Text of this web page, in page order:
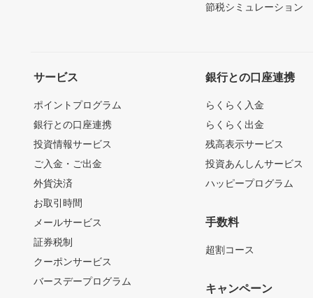
節税シミュレーション
サービス
ポイントプログラム
銀行との口座連携
投資情報サービス
ご入金・ご出金
外貨決済
お取引時間
メールサービス
証券税制
クーポンサービス
バースデープログラム
銀行との口座連携
らくらく入金
らくらく出金
残高表示サービス
投資あんしんサービス
ハッピープログラム
手数料
超割コース
キャンペーン